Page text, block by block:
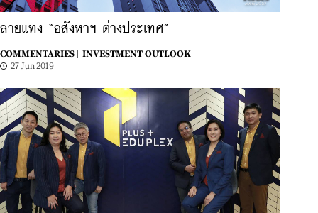
ลายแทง “อสังหาฯ ต่างประเทศ”
COMMENTARIES |
INVESTMENT OUTLOOK
27 Jun 2019